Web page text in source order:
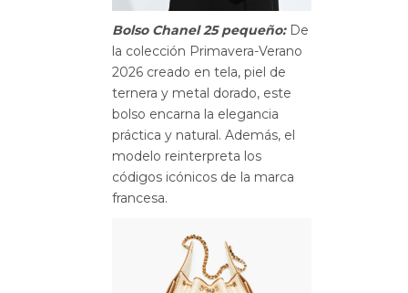
Bolso Chanel 25 pequeño: De
la colección Primavera-Verano
2026 creado en tela, piel de
ternera y metal dorado, este
bolso encarna la elegancia
práctica y natural. Además, el
modelo reinterpreta los
códigos icónicos de la marca
francesa.